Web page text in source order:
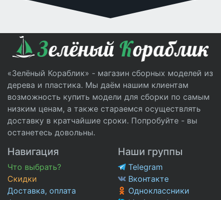
«Зелёный Кораблик» - магазин сборных моделей из
дерева и пластика. Мы даём нашим клиентам
возможность купить модели для сборки по самым
низким ценам, а также стараемся осуществлять
доставку в кратчайшие сроки. Попробуйте - вы
останетесь довольны.
Навигация
Что выбрать?
Скидки
Доставка, оплата
Наши группы
Telegram
Вконтакте
Одноклассники